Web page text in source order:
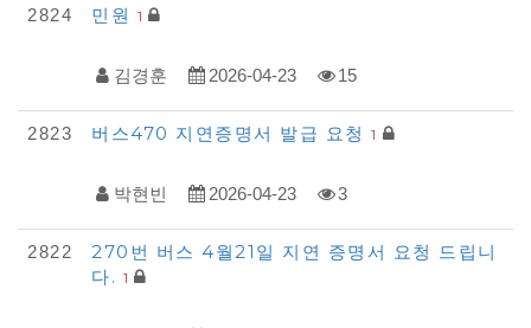
2824 민원 1
김경훈 2026-04-23 15
2823 버스470 지연증명서 발급 요청 1
박현빈 2026-04-23 3
2822
270번 버스 4월21일 지연 증명서 요청 드립니
다. 1